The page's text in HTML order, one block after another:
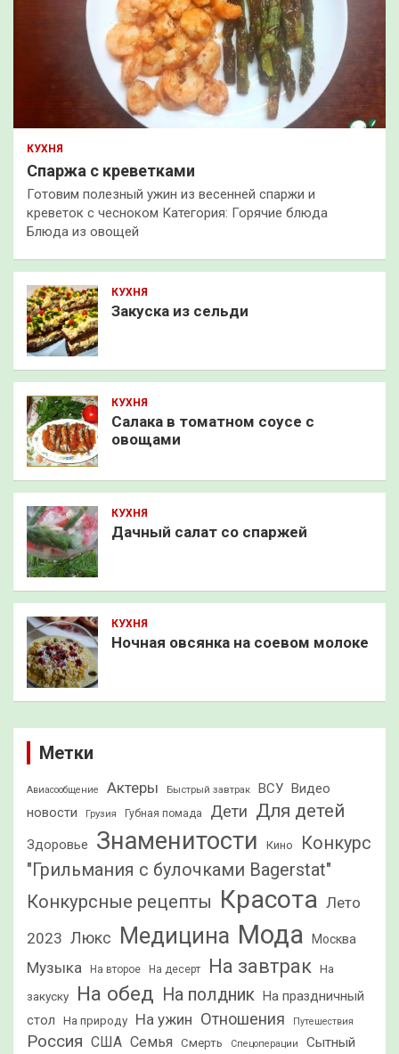
КУХНЯ
Спаржа с креветками
Готовим полезный ужин из весенней спаржи и
креветок с чесноком Категория: Горячие блюда
Блюда из овощей
КУХНЯ
Закуска из сельди
КУХНЯ
Салака в томатном соусе с
овощами
КУХНЯ
Дачный салат со спаржей
КУХНЯ
Ночная овсянка на соевом молоке
Метки
Авиасообщение Актеры Быстрый завтрак ВСУ Видео
новости
Грузия Губная помада Дети Для детей
Здоровье Знаменитости Кино
Конкурс
"Грильмания с булочками Bagerstat"
Конкурсные рецепты Красота Лето
2023 Люкс Медицина Мода Москва
Музыка На второе На десерт На завтрак На
закуску На обед На полдник На праздничный
стол
На природу На ужин Отношения Путешествия
Россия США Семья Смерть Спецоперации
Сытный